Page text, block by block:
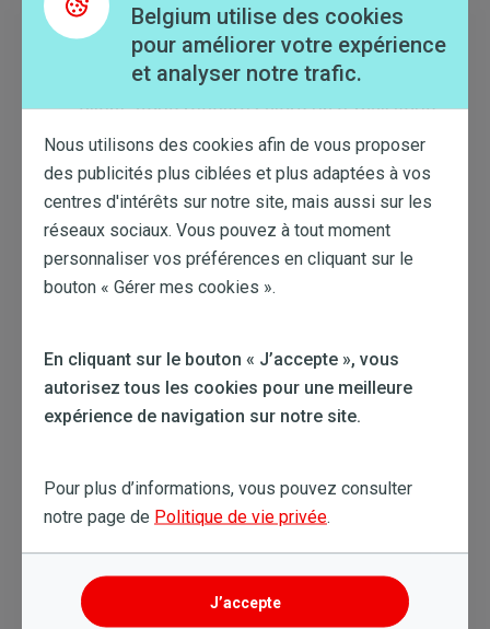
Si votre adresse e-mail est déjà dans notre
banque de données, votre compte sera
automatiquement lié à votre numéro de
client. Vous recevrez alors un e-mail vous
invitant à choisir un mot de passe. Dès que
vous avez choisi ce mot de passe, votre
Image
Si vous renseignez une adresse e-mail qui ne
figure pas dans notre banque de données,
Belgium utilise des cookies
pour améliorer votre expérience
et analyser notre trafic.
Nous utilisons des cookies afin de vous proposer
des publicités plus ciblées et plus adaptées à vos
centres d'intérêts sur notre site, mais aussi sur les
réseaux sociaux. Vous pouvez à tout moment
personnaliser vos préférences en cliquant sur le
bouton « Gérer mes cookies ».
En cliquant sur le bouton « J’accepte », vous
autorisez tous les cookies pour une meilleure
expérience de navigation sur notre site.
Pour plus d’informations, vous pouvez consulter
notre page de Politique de vie privée.
J’accepte